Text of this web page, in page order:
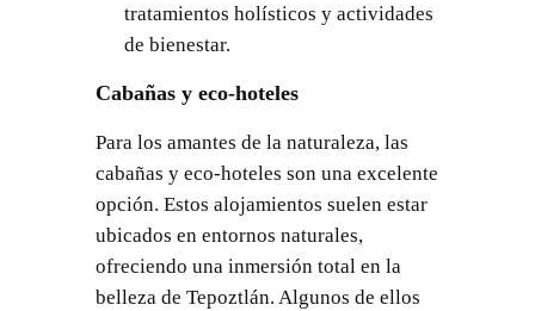
tratamientos holísticos y actividades
de bienestar.
Cabañas y eco-hoteles
Para los amantes de la naturaleza, las
cabañas y eco-hoteles son una excelente
opción. Estos alojamientos suelen estar
ubicados en entornos naturales,
ofreciendo una inmersión total en la
belleza de Tepoztlán. Algunos de ellos